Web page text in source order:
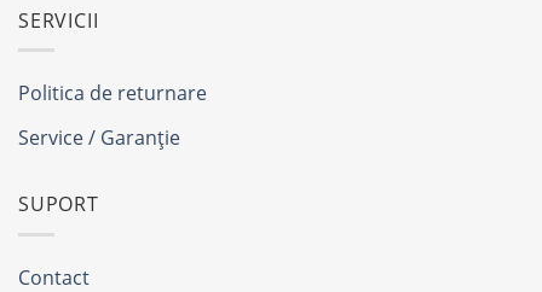
SERVICII
Politica de returnare
Service / Garanție
SUPORT
Contact